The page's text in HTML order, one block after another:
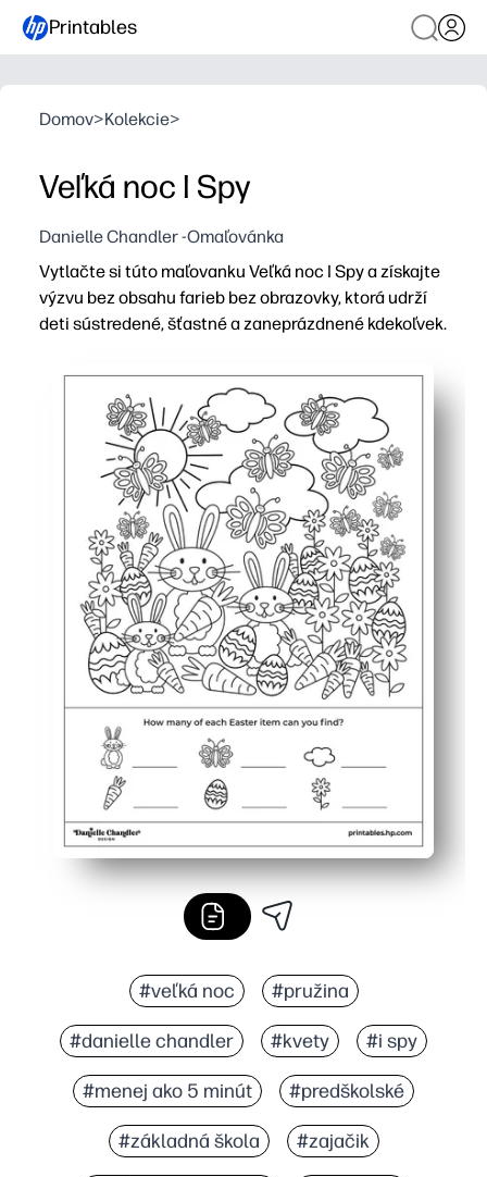
Printables
Domov>Kolekcie>
Veľká noc I Spy
Danielle Chandler -Omaľovánka
Vytlačte si túto maľovanku Veľká noc I Spy a získajte
výzvu bez obsahu farieb bez obrazovky, ktorá udrží
deti sústredené, šťastné a zaneprázdnené kdekoľvek.
Nastavenie bez prípravy - stačí vytlačiť a pridať
Dvojitá zásnuba - deti lovia veľkonočné ikony,
Skutočné zamaskované učenie - vytvára
Flexibilné pre rodiny a učiteľov - ideálne pre skorých
#veľká noc #pružina
#danielle chandler #kvety #i spy
#menej ako 5 minút #predškolské
#základná škola #zajačik